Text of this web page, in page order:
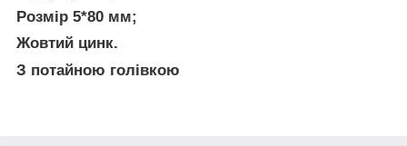
Розмір 5*80 мм;
Жовтий цинк.
З потайною голівкою